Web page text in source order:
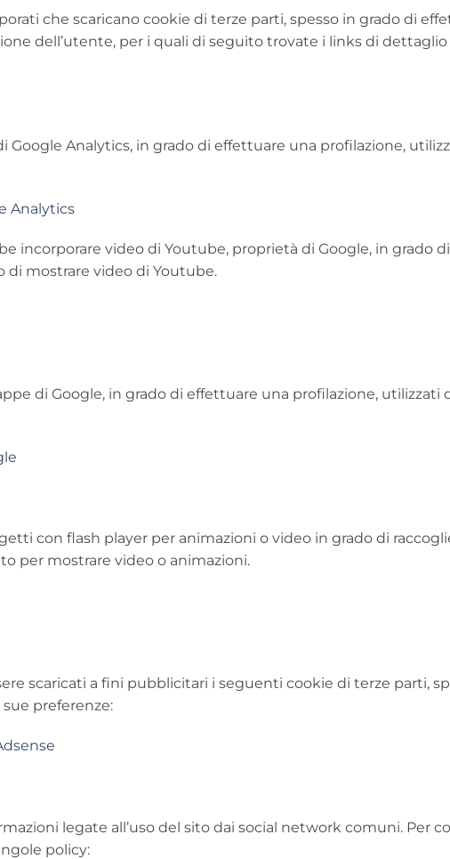
che scaricano cookie di terze parti, spesso in grado di
dell’utente, per i quali di seguito trovate i links di
Google Analytics, in grado di effettuare una profilazione,
Analytics
incorporare video di Youtube, proprietà di Google, in grado
di mostrare video di Youtube.
di Google, in grado di effettuare una profilazione, utilizzati
con flash player per animazioni o video in grado di
per mostrare video o animazioni.
scaricati a fini pubblicitari i seguenti cookie di terze parti,
preferenze:
legate all’uso del sito dai social network comuni. Per
policy: